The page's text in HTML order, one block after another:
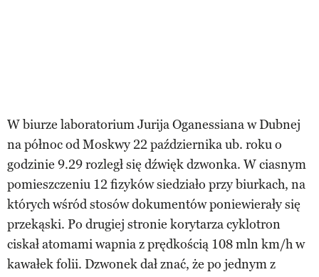
W biurze laboratorium Jurija Oganessiana w Dubnej
na północ od Moskwy 22 października ub. roku o
godzinie 9.29 rozległ się dźwięk dzwonka. W ciasnym
pomieszczeniu 12 fizyków siedziało przy biurkach, na
których wśród stosów dokumentów poniewierały się
przekąski. Po drugiej stronie korytarza cyklotron
ciskał atomami wapnia z prędkością 108 mln km/h w
kawałek folii. Dzwonek dał znać, że po jednym z